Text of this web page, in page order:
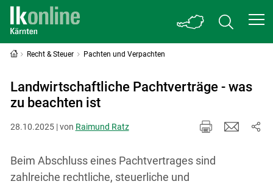
Recht & Steuer Pachten und Verpachten
Landwirtschaftliche Pachtverträge - was
zu beachten ist
28.10.2025 | von Raimund Ratz
Beim Abschluss eines Pachtvertrages sind
zahlreiche rechtliche, steuerliche und